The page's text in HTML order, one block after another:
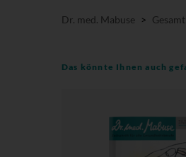
Dr. med. Mabuse >
Das könnte Ihnen auch